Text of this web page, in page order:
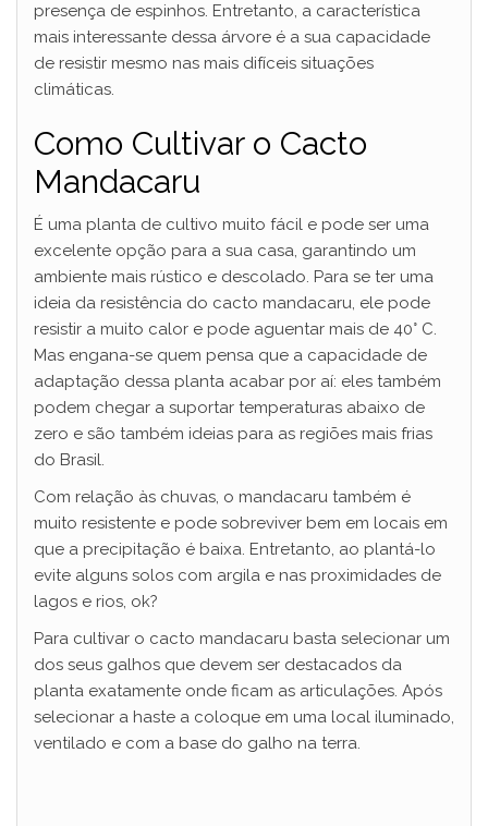
presença de espinhos. Entretanto, a característica
mais interessante dessa árvore é a sua capacidade
de resistir mesmo nas mais difíceis situações
climáticas.
Como Cultivar o Cacto
Mandacaru
É uma planta de cultivo muito fácil e pode ser uma
excelente opção para a sua casa, garantindo um
ambiente mais rústico e descolado. Para se ter uma
ideia da resistência do cacto mandacaru, ele pode
resistir a muito calor e pode aguentar mais de 40° C.
Mas engana-se quem pensa que a capacidade de
adaptação dessa planta acabar por aí: eles também
podem chegar a suportar temperaturas abaixo de
zero e são também ideias para as regiões mais frias
do Brasil.
Com relação às chuvas, o mandacaru também é
muito resistente e pode sobreviver bem em locais em
que a precipitação é baixa. Entretanto, ao plantá-lo
evite alguns solos com argila e nas proximidades de
lagos e rios, ok?
Para cultivar o cacto mandacaru basta selecionar um
dos seus galhos que devem ser destacados da
planta exatamente onde ficam as articulações. Após
selecionar a haste a coloque em uma local iluminado,
ventilado e com a base do galho na terra.